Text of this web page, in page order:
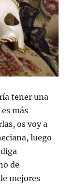
tener una
más
os voy a
luego
de
mejores